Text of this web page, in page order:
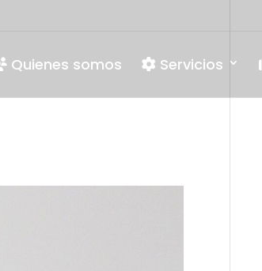
Quienes somos Servicios